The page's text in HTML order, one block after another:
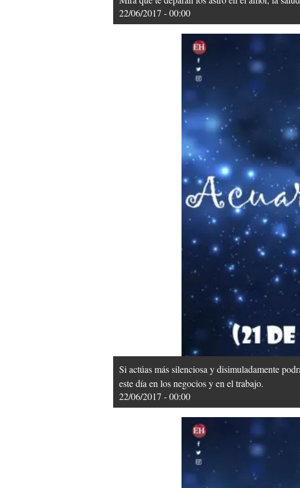
22/06/2017 - 00:00
Si actúas más silenciosa y disimuladamente
este día en los negocios y en el trabajo.
22/06/2017 - 00:00